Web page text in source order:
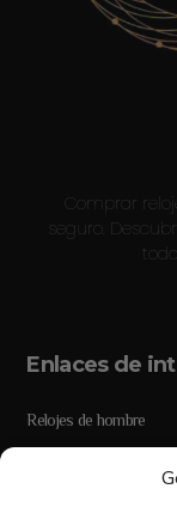
Comprar
seguro.
Enlaces de
Relojes de hombre
Relojes de mujer